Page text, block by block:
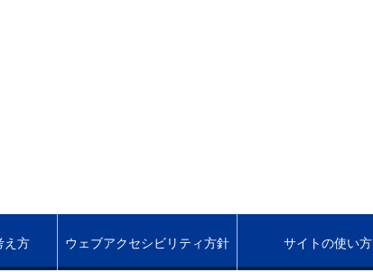
え方 ウェブアクセシビリティ方針 サイトの使い方